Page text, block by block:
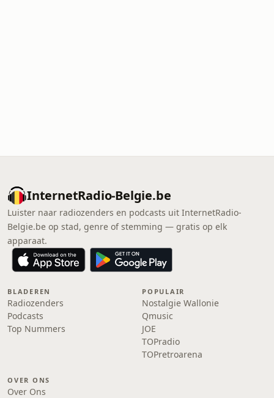
InternetRadio-Belgie.be
Luister naar radiozenders en podcasts uit InternetRadio-
Belgie.be op stad, genre of stemming — gratis op elk
apparaat.
BLADEREN
Radiozenders
Podcasts
Top Nummers
POPULAIR
Nostalgie Wallonie
Qmusic
JOE
TOPradio
TOPretroarena
OVER ONS
Over Ons